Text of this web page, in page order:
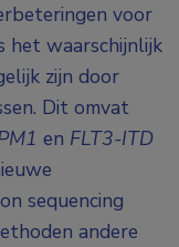
voor
het waarschijnlijk
zijn door
Dit omvat
en FLT3-ITD
sequencing
andere